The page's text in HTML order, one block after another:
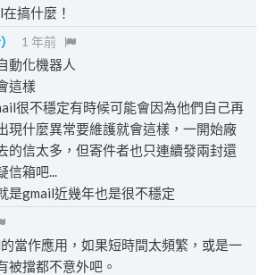
搞什麼！
1 年前
動化機器人
這樣
很不穩定有時候可能會因為他們自己再
現什麼異常要維護就會這樣，一開始廠
的信太多，但寄件者也只連續發兩封還
信箱吧...
是gmail近幾年也是很不穩定
當作應用，如果短時間太頻繁，或是一
被擋都不意外吧。